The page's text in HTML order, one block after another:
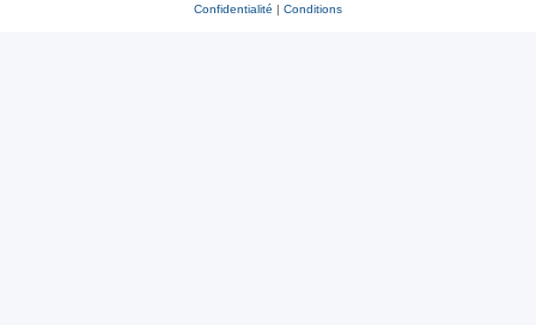
Confidentialité | Conditions